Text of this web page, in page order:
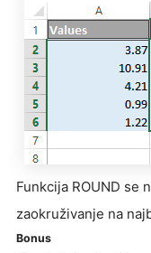
Funkcija ROUND se
zaokruživanje na
Bonus